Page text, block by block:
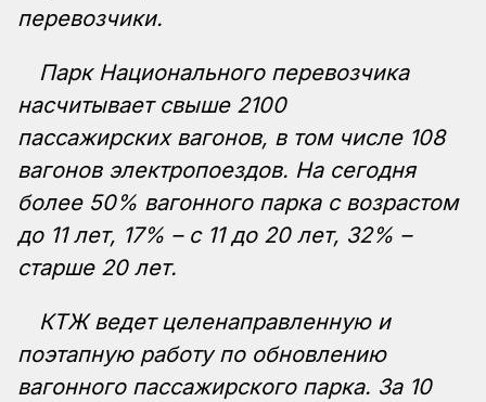
перевозчики.
Парк Национального перевозчика
насчитывает свыше 2100
пассажирских вагонов, в том числе 108
вагонов электропоездов. На сегодня
более 50% вагонного парка с возрастом
до 11 лет, 17% – с 11 до 20 лет, 32% –
старше 20 лет.
КТЖ ведет целенаправленную и
поэтапную работу по обновлению
вагонного пассажирского парка. За 10